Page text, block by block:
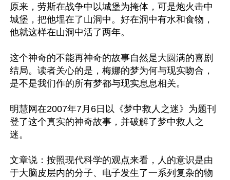
原来，劳斯在战争中以城堡为掩体，可是炮火击中
城堡，把他埋在了山洞中。好在洞中有水和食物，
他就这样在山洞中活了两年。
这个神奇的不能再神奇的故事自然是大圆满的喜剧
结局。读者关心的是，梅娜的梦为何与现实吻合，
是不是我们作的所有梦都与现实息息相关。
明慧网在2007年7月6日以《梦中救人之迷》为题刊
登了这个真实的神奇故事，并破解了梦中救人之
迷。
文章说：按照现代科学的观点来看，人的意识是由
于大脑皮层内的分子、电子发生了一系列复杂的物